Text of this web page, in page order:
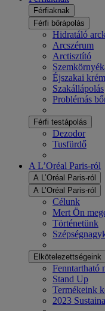
Férfiaknak
Férfi bőrápolás
Hidratáló
Arcszérum
Arctisztító
Éjszakai krém
Szakállápolás
Problémás
Férfi testápolás
Dezodor
Tusfürdő
A L’Oréal Paris-ról
A L’Oréal Paris-ról
A L’Oréal Paris-ról
Célunk
Mert Ön
Történetünk
Elkötelezettségeink
Fenntartható
Stand Up
Termékeink
2023